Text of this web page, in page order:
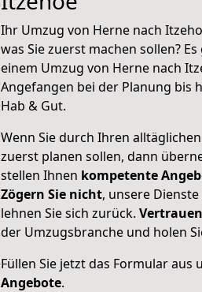
Ihr Umzug von Herne nach
was Sie zuerst machen sollen?
einem Umzug von Herne nach
Angefangen bei der Planung bis
Hab & Gut.
Wenn Sie durch Ihren
zuerst planen sollen, dann
stellen Ihnen kompetente
Zögern Sie nicht, unsere
lehnen Sie sich zurück.
der Umzugsbranche und holen
Füllen Sie jetzt das Formular aus
Angebote.